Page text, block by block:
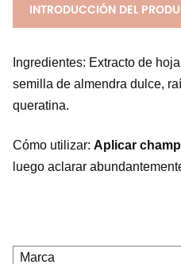
INTRODUCCIÓN DEL
Ingredientes: Extracto de
semilla de almendra dulce,
queratina.
Cómo utilizar: Aplicar
luego aclarar
Marca